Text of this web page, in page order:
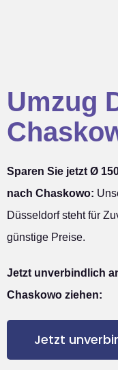
Umzug
Sparen Sie jetzt Ø
nach Chaskowo:
Düsseldorf steht für
günstige Preise.
Jetzt unverbindlich
Chaskowo ziehen:
Jetzt